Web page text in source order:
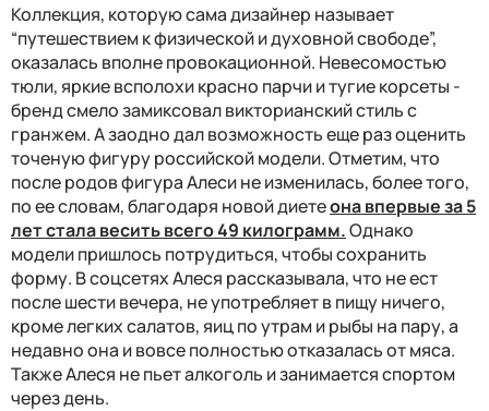
Коллекция, которую сама дизайнер называет
“путешествием к физической и духовной свободе”,
оказалась вполне провокационной. Невесомостью
тюли, яркие всполохи красно парчи и тугие корсеты -
бренд смело замиксовал викторианский стиль с
гранжем. А заодно дал возможность еще раз оценить
точеную фигуру российской модели. Отметим, что
после родов фигура Алеси не изменилась, более того,
по ее словам, благодаря новой диетеона впервые за 5
лет стала весить всего 49 килограмм.Однако
модели пришлось потрудиться, чтобы сохранить
форму. В соцсетях Алеся рассказывала, что не ест
после шести вечера, не употребляет в пищу ничего,
кроме легких салатов, яиц по утрам и рыбы на пару, а
недавно она и вовсе полностью отказалась от мяса.
Также Алеся не пьет алкоголь и занимается спортом
через день.